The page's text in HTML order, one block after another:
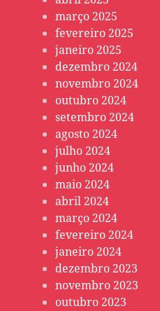
março 2025
fevereiro 2025
janeiro 2025
dezembro 2024
novembro 2024
outubro 2024
setembro 2024
agosto 2024
julho 2024
junho 2024
maio 2024
abril 2024
março 2024
fevereiro 2024
janeiro 2024
dezembro 2023
novembro 2023
outubro 2023